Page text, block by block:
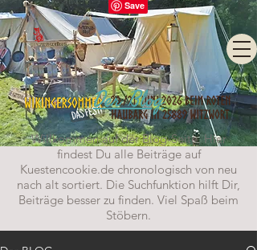
Der Blog
Willkommen auf der Blog-Seite. Hier
findest Du alle Beiträge auf
Kuestencookie.de chronologisch von neu
nach alt sortiert. Die Suchfunktion hilft Dir,
Beiträge besser zu finden. Viel Spaß beim
Stöbern.